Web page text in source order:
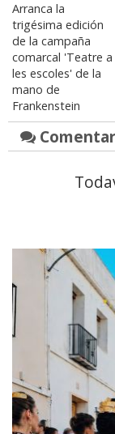
Arranca la
trigésima edición
de la campaña
comarcal 'Teatre a
les escoles' de la
mano de
Frankenstein